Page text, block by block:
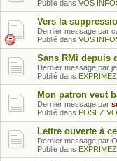
Publié dans VOS
Vers la
Dernier message par
Publié dans VOS
Sans RMi depuis
Dernier message par
Publié dans
Mon patron veut
Dernier message par
Publié dans POSEZ
Lettre ouverte à
Dernier message par
Publié dans